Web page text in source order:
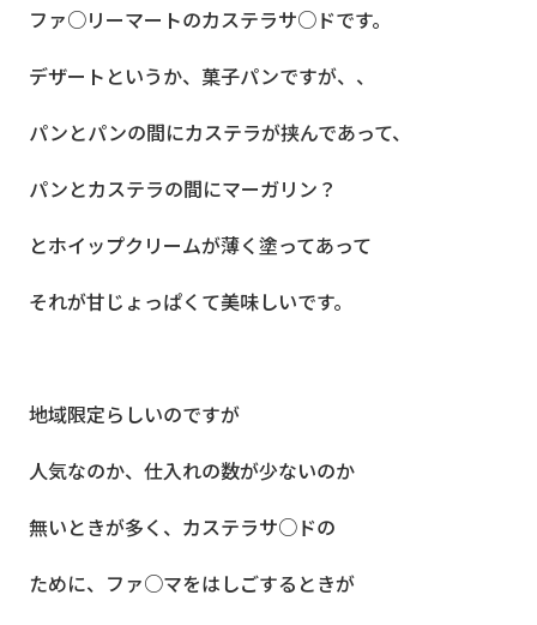
ファ○リーマートのカステラサ○ドです。
デザートというか、菓子パンですが、、
パンとパンの間にカステラが挟んであって、
パンとカステラの間にマーガリン？
とホイップクリームが薄く塗ってあって
それが甘じょっぱくて美味しいです。
地域限定らしいのですが
人気なのか、仕入れの数が少ないのか
無いときが多く、カステラサ○ドの
ために、ファ○マをはしごするときが